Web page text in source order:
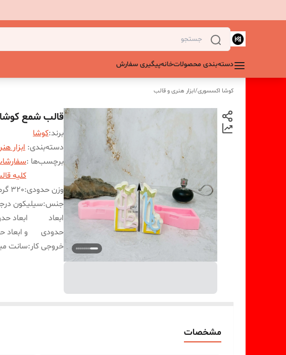
دسته‌بندی محصولاتخانهپیگیری سفارش
کوشا اکسسوری/ابزار هنری و قالب
قالب شمع کوشا
برند:کوشا
دسته‌بندی: ابزار
برچسب‌ها :سفارشات
کلیه
وزن حدودی:320 گرم
جنس:سیلیکون
ابعاد
حدودی
خروجی کار:سانت
مشخصات